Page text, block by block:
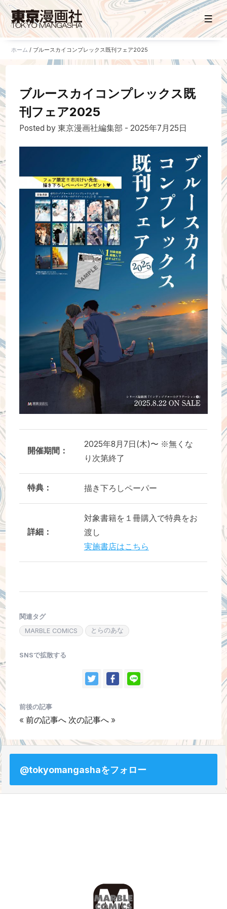
お知らせ
タイトル一覧
販売サイト
電子版
グッズ
ご意見・ご感想
お問い合わせ
持ち込み・作品投稿
作家さんへのプレゼント品
ドラマCD
ホーム / ブルースカイコンプレックス既刊フェア2025
ブルースカイコンプレックス既
刊フェア2025
Posted by 東京漫画社編集部 - 2025年7月25日
開催期間：
2025年8月7日(木)〜 ※無くな
り次第終了
特典： 描き下ろしペーパー
詳細：
対象書籍を１冊購入で特典をお
渡し
実施書店はこちら
関連タグ
MARBLE COMICS
とらのあな
SNSで拡散する
前後の記事
«前の記事へ 次の記事へ »
@tokyomangashaをフォロー